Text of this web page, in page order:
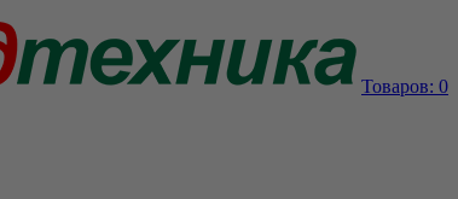
Товаров: 0